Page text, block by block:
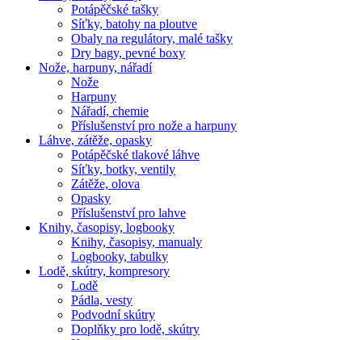
Potápěčské tašky
Síťky, batohy na ploutve
Obaly na regulátory, malé tašky
Dry bagy, pevné boxy
Nože, harpuny, nářadí
Nože
Harpuny
Nářadí, chemie
Příslušenství pro nože a harpuny
Láhve, zátěže, opasky
Potápěčské tlakové láhve
Síťky, botky, ventily
Zátěže, olova
Opasky
Příslušenství pro lahve
Knihy, časopisy, logbooky
Knihy, časopisy, manualy
Logbooky, tabulky
Lodě, skútry, kompresory
Lodě
Pádla, vesty
Podvodní skútry
Doplňky pro lodě, skútry